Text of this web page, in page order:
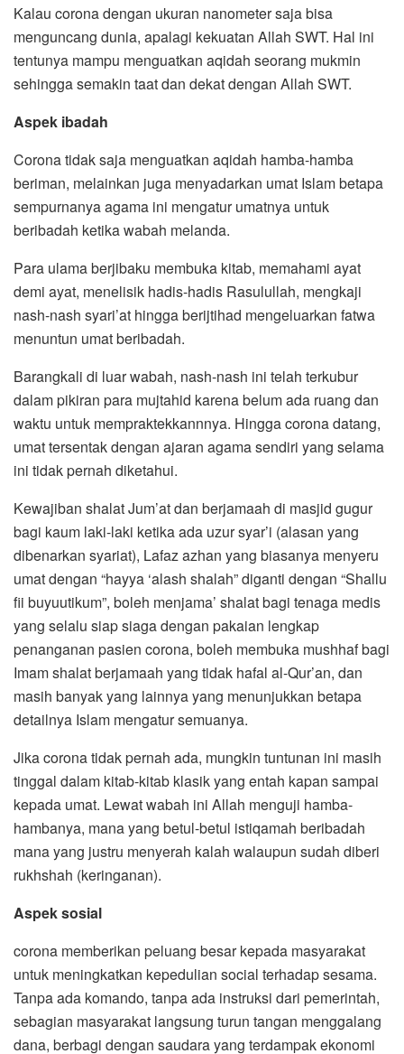
Kalau corona dengan ukuran nanometer saja bisa
menguncang dunia, apalagi kekuatan Allah SWT. Hal ini
tentunya mampu menguatkan aqidah seorang mukmin
sehingga semakin taat dan dekat dengan Allah SWT.
Aspek ibadah
Corona tidak saja menguatkan aqidah hamba-hamba
beriman, melainkan juga menyadarkan umat Islam betapa
sempurnanya agama ini mengatur umatnya untuk
beribadah ketika wabah melanda.
Para ulama berjibaku membuka kitab, memahami ayat
demi ayat, menelisik hadis-hadis Rasulullah, mengkaji
nash-nash syari’at hingga berijtihad mengeluarkan fatwa
menuntun umat beribadah.
Barangkali di luar wabah, nash-nash ini telah terkubur
dalam pikiran para mujtahid karena belum ada ruang dan
waktu untuk mempraktekkannnya. Hingga corona datang,
umat tersentak dengan ajaran agama sendiri yang selama
ini tidak pernah diketahui.
Kewajiban shalat Jum’at dan berjamaah di masjid gugur
bagi kaum laki-laki ketika ada uzur syar’i (alasan yang
dibenarkan syariat), Lafaz azhan yang biasanya menyeru
umat dengan “hayya ‘alash shalah” diganti dengan “Shallu
fii buyuutikum”, boleh menjama’ shalat bagi tenaga medis
yang selalu siap siaga dengan pakaian lengkap
penanganan pasien corona, boleh membuka mushhaf bagi
Imam shalat berjamaah yang tidak hafal al-Qur’an, dan
masih banyak yang lainnya yang menunjukkan betapa
detailnya Islam mengatur semuanya.
Jika corona tidak pernah ada, mungkin tuntunan ini masih
tinggal dalam kitab-kitab klasik yang entah kapan sampai
kepada umat. Lewat wabah ini Allah menguji hamba-
hambanya, mana yang betul-betul istiqamah beribadah
mana yang justru menyerah kalah walaupun sudah diberi
rukhshah (keringanan).
Aspek sosial
corona memberikan peluang besar kepada masyarakat
untuk meningkatkan kepedulian social terhadap sesama.
Tanpa ada komando, tanpa ada instruksi dari pemerintah,
sebagian masyarakat langsung turun tangan menggalang
dana, berbagi dengan saudara yang terdampak ekonomi